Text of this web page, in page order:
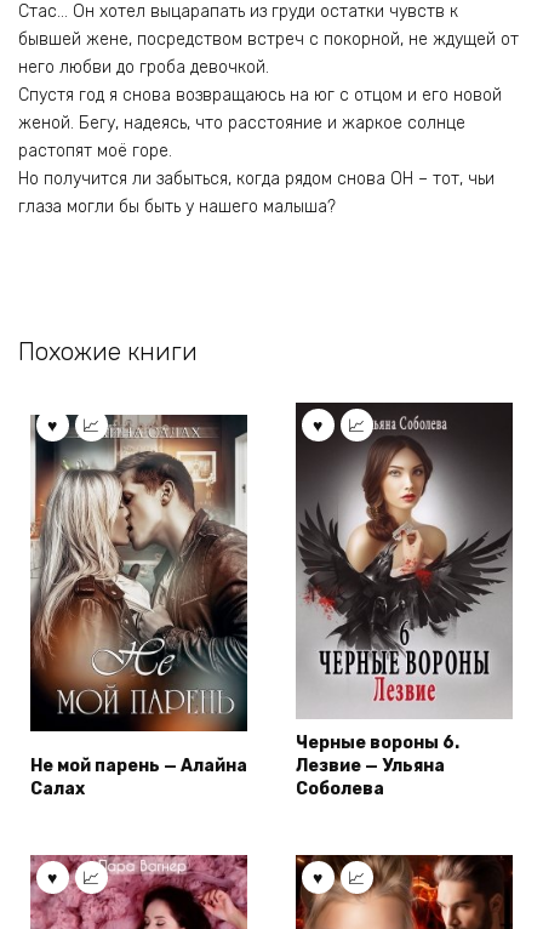
Стас… Он хотел выцарапать из груди остатки чувств к
бывшей жене, посредством встреч с покорной, не ждущей от
него любви до гроба девочкой.
Спустя год я снова возвращаюсь на юг с отцом и его новой
женой. Бегу, надеясь, что расстояние и жаркое солнце
растопят моё горе.
Но получится ли забыться, когда рядом снова ОН – тот, чьи
глаза могли бы быть у нашего малыша?
Похожие книги
Не мой парень — Алайна
Салах
Черные вороны 6.
Лезвие — Ульяна
Соболева